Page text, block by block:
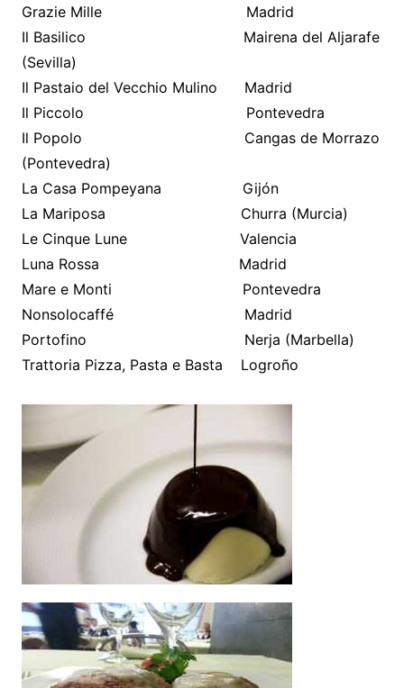
Grazie Mille Madrid
Il Basilico Mairena del Aljarafe
(Sevilla)
Il Pastaio del Vecchio Mulino Madrid
Il Piccolo Pontevedra
Il Popolo Cangas de Morrazo
(Pontevedra)
La Casa Pompeyana Gijón
La Mariposa Churra (Murcia)
Le Cinque Lune Valencia
Luna Rossa Madrid
Mare e Monti Pontevedra
Nonsolocaffé Madrid
Portofino Nerja (Marbella)
Trattoria Pizza, Pasta e Basta Logroño